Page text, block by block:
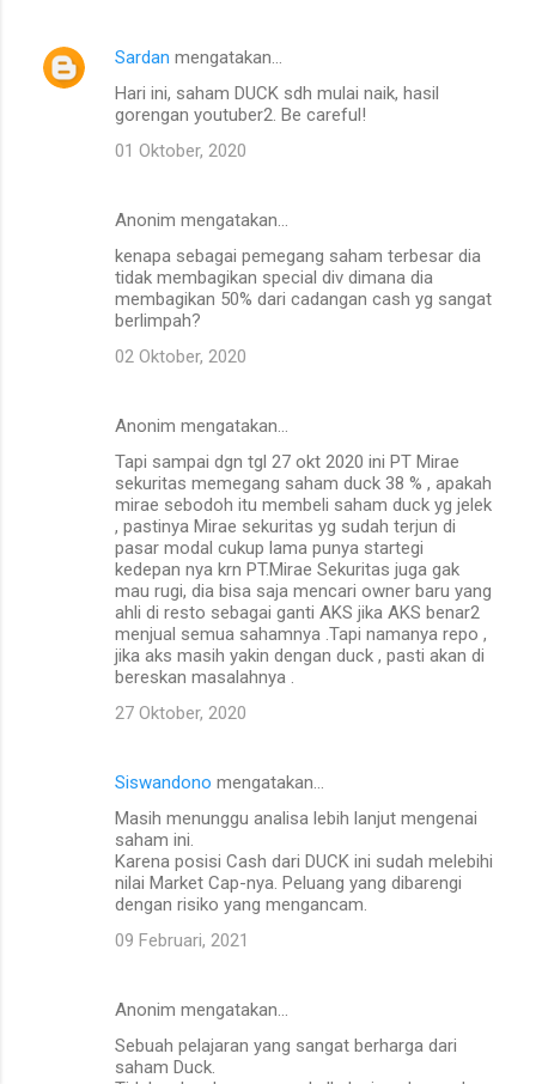
Sardan mengatakan…
Hari ini, saham DUCK sdh mulai naik, hasil
gorengan youtuber2. Be careful!
01 Oktober, 2020
Anonim mengatakan…
kenapa sebagai pemegang saham terbesar dia
tidak membagikan special div dimana dia
membagikan 50% dari cadangan cash yg sangat
berlimpah?
02 Oktober, 2020
Anonim mengatakan…
Tapi sampai dgn tgl 27 okt 2020 ini PT Mirae
sekuritas memegang saham duck 38 % , apakah
mirae sebodoh itu membeli saham duck yg jelek
, pastinya Mirae sekuritas yg sudah terjun di
pasar modal cukup lama punya startegi
kedepan nya krn PT.Mirae Sekuritas juga gak
mau rugi, dia bisa saja mencari owner baru yang
ahli di resto sebagai ganti AKS jika AKS benar2
menjual semua sahamnya .Tapi namanya repo ,
jika aks masih yakin dengan duck , pasti akan di
bereskan masalahnya .
27 Oktober, 2020
Siswandono mengatakan…
Masih menunggu analisa lebih lanjut mengenai
saham ini.
Karena posisi Cash dari DUCK ini sudah melebihi
nilai Market Cap-nya. Peluang yang dibarengi
dengan risiko yang mengancam.
09 Februari, 2021
Anonim mengatakan…
Sebuah pelajaran yang sangat berharga dari
saham Duck.